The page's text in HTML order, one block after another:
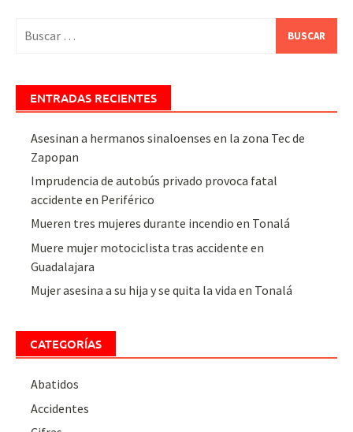
ENTRADAS RECIENTES
Asesinan a hermanos sinaloenses en la zona Tec de
Zapopan
Imprudencia de autobús privado provoca fatal
accidente en Periférico
Mueren tres mujeres durante incendio en Tonalá
Muere mujer motociclista tras accidente en
Guadalajara
Mujer asesina a su hija y se quita la vida en Tonalá
CATEGORÍAS
Abatidos
Accidentes